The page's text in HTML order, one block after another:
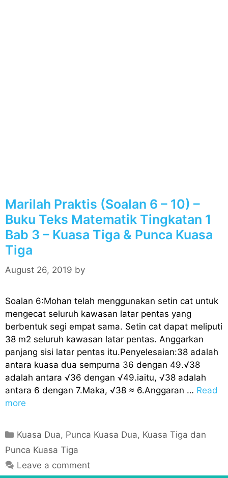
Marilah Praktis (Soalan 6 – 10) –
Buku Teks Matematik Tingkatan 1
Bab 3 – Kuasa Tiga & Punca Kuasa
Tiga
August 26, 2019 by
Soalan 6:Mohan telah menggunakan setin cat untuk
mengecat seluruh kawasan latar pentas yang
berbentuk segi empat sama. Setin cat dapat meliputi
38 m2 seluruh kawasan latar pentas. Anggarkan
panjang sisi latar pentas itu.Penyelesaian:38 adalah
antara kuasa dua sempurna 36 dengan 49.√38
adalah antara √36 dengan √49.iaitu, √38 adalah
antara 6 dengan 7.Maka, √38 ≈ 6.Anggaran … Read
more
C
a
e
Kuasa Dua, Punca Kuasa Dua, Kuasa Tiga dan
Punca Kuasa Tiga
Leave a comment